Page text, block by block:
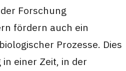
Forschung
fördern auch ein
Prozesse. Dies
einer Zeit, in der